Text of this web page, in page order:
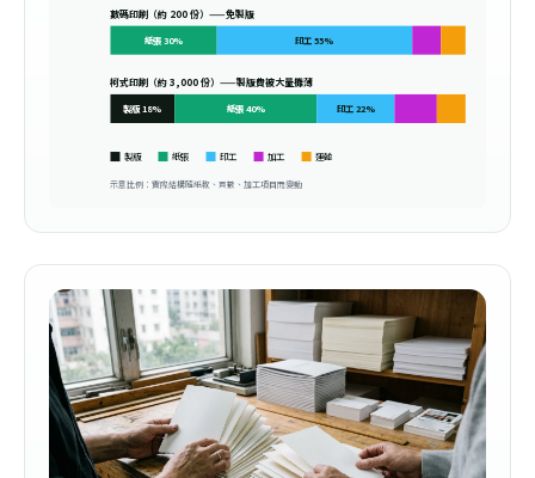
數碼印刷（約 200 份）——免製版
紙張 30%
印工 55%
柯式印刷（約 3,000 份）——製版費被大量攤薄
製版 18%
紙張 40% 印工 22%
製版 紙張 印工 加工 運輸
示意比例：實際結構隨紙款、頁數、加工項目而變動